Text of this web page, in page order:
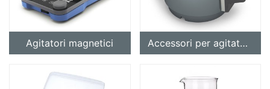
Agitatori magnetici Accessori per agitatori magnetici